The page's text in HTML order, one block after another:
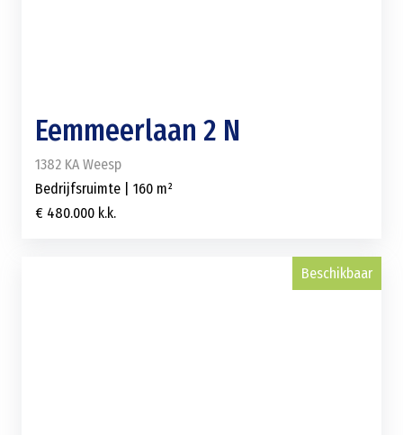
Eemmeerlaan 2 N
1382 KA Weesp
Bedrijfsruimte | 160 m²
€ 480.000 k.k.
Beschikbaar